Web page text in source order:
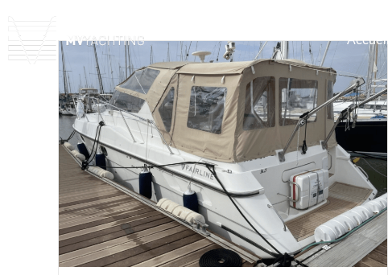
Accueil